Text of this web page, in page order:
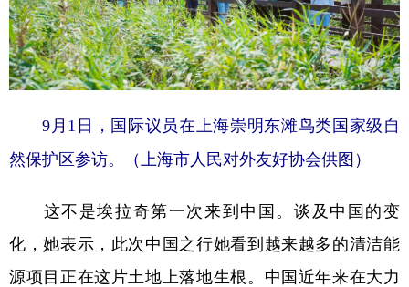
9月1日，国际议员在上海崇明东滩鸟类国家级自
然保护区参访。（上海市人民对外友好协会供图）
这不是埃拉奇第一次来到中国。谈及中国的变
化，她表示，此次中国之行她看到越来越多的清洁能
源项目正在这片土地上落地生根。中国近年来在大力